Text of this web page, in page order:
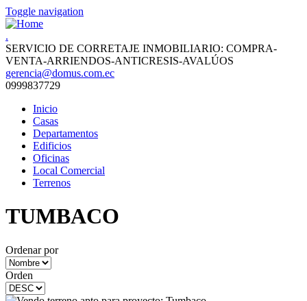
Toggle navigation
.
SERVICIO DE CORRETAJE INMOBILIARIO: COMPRA-
VENTA-ARRIENDOS-ANTICRESIS-AVALÚOS
gerencia@domus.com.ec
0999837729
Inicio
Casas
Departamentos
Edificios
Oficinas
Local Comercial
Terrenos
TUMBACO
Ordenar por
Orden